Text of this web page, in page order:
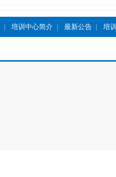
培训中心简介| 最新公告| 培